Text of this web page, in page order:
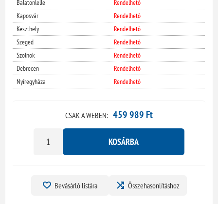
Balatonlelle
Rendelhető
Kaposvár
Rendelhető
Keszthely
Rendelhető
Szeged
Rendelhető
Szolnok
Rendelhető
Debrecen
Rendelhető
Nyíregyháza
Rendelhető
CSAK A WEBEN: 459 989 Ft
KOSÁRBA
Bevásárló listára Összehasonlításhoz